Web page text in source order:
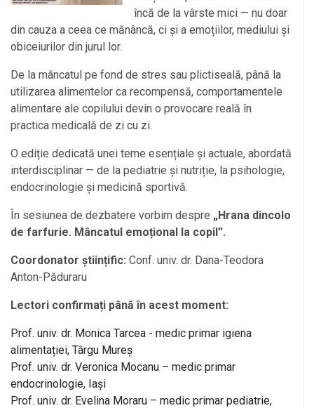
încă de la vârste mici — nu doar
din cauza a ceea ce mănâncă, ci și a emoțiilor, mediului și
obiceiurilor din jurul lor.
De la mâncatul pe fond de stres sau plictiseală, până la
utilizarea alimentelor ca recompensă, comportamentele
alimentare ale copilului devin o provocare reală în
practica medicală de zi cu zi.
O ediție dedicată unei teme esențiale și actuale, abordată
interdisciplinar — de la pediatrie și nutriție, la psihologie,
endocrinologie și medicină sportivă.
În sesiunea de dezbatere vorbim despre „Hrana dincolo
de farfurie. Mâncatul emoțional la copil”.
Coordonator științific: Conf. univ. dr. Dana-Teodora
Anton-Păduraru
Lectori confirmați până în acest moment:
Prof. univ. dr. Monica Tarcea - medic primar igiena
alimentației, Târgu Mureș
Prof. univ. dr. Veronica Mocanu – medic primar
endocrinologie, Iași
Prof. univ. dr. Evelina Moraru – medic primar pediatrie,